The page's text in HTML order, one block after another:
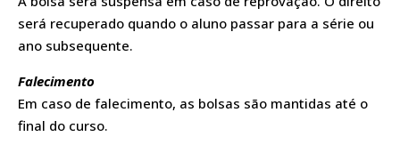
será recuperado quando o aluno passar para a série ou
ano subsequente.
Falecimento
Em caso de falecimento, as bolsas são mantidas até o
final do curso.